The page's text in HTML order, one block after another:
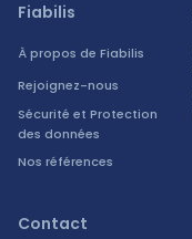
Fiabilis
À propos de Fiabilis
Rejoignez-nous
Sécurité et Protection
des données
Nos références
Contact